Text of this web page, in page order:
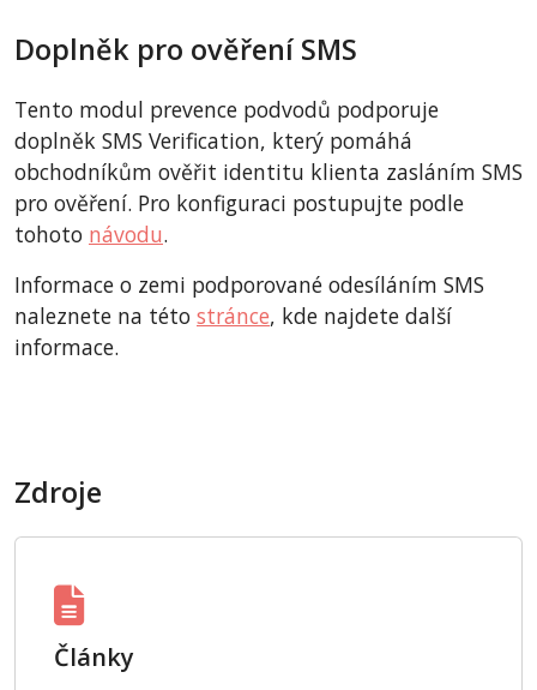
Doplněk pro ověření SMS
Tento modul prevence podvodů podporuje
doplněk SMS Verification, který pomáhá
obchodníkům ověřit identitu klienta zasláním SMS
pro ověření. Pro konfiguraci postupujte podle
tohoto návodu.
Informace o zemi podporované odesíláním SMS
naleznete na této stránce, kde najdete další
informace.
Zdroje
Články